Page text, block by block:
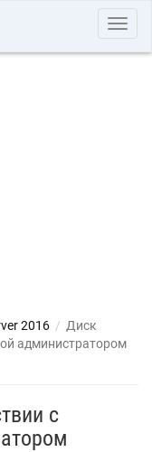
2016 / Диск
администратором
с